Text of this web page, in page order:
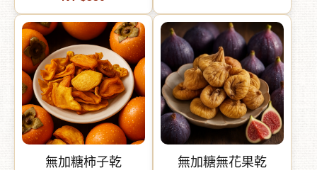
無加糖柿子乾 無加糖無花果乾